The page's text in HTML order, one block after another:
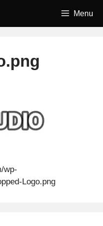
Menu
wp-
Logo.png